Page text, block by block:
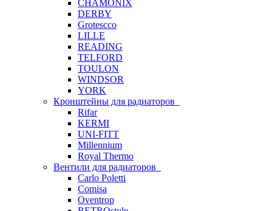
CHAMONIX
DERBY
Grotescco
LILLE
READING
TELFORD
TOULON
WINDSOR
YORK
Кронштейны для радиаторов
Rifar
KERMI
UNI-FITT
Millennium
Royal Thermo
Вентили для радиаторов
Carlo Poletti
Comisa
Oventrop